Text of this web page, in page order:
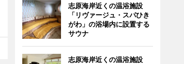
志原海岸近くの温浴施設
「リヴァージュ・スパひき
がわ」の浴場内に設置する
サウナ
志原海岸近くの温浴施設